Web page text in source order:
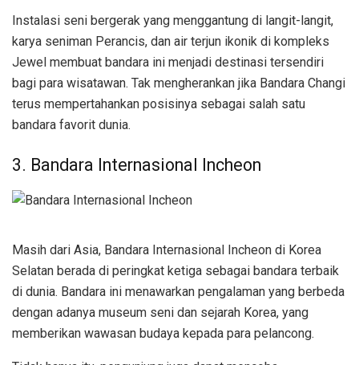
Instalasi seni bergerak yang menggantung di langit-langit,
karya seniman Perancis, dan air terjun ikonik di kompleks
Jewel membuat bandara ini menjadi destinasi tersendiri
bagi para wisatawan. Tak mengherankan jika Bandara Changi
terus mempertahankan posisinya sebagai salah satu
bandara favorit dunia.
3. Bandara Internasional Incheon
Masih dari Asia, Bandara Internasional Incheon di Korea
Selatan berada di peringkat ketiga sebagai bandara terbaik
di dunia. Bandara ini menawarkan pengalaman yang berbeda
dengan adanya museum seni dan sejarah Korea, yang
memberikan wawasan budaya kepada para pelancong.